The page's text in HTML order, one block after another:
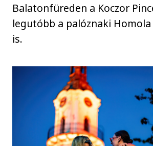
Balatonfüreden a Koczor
legutóbb a palóznaki
is.